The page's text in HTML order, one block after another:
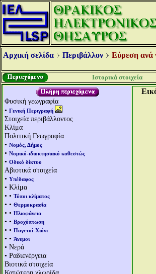
Αρχική σελίδα Περιβάλλον Εύρεση ανά
Ιστορικά στοιχεία
Φυσική γεωγραφία
• Γενική Περιγραφή
Στοιχεία περιβάλλοντος
Κλίμα
Πολιτική Γεωγραφία
• Νομός, Δήμος
• Νομικό-ιδιοκτησιακό καθεστώς
• Οδικό δίκτυο
Αβιοτικά στοιχεία
• Υπέδαφος
• Κλίμα
• • Τύποι κλίματος
• • Θερμοκρασία
• • Ηλιοφάνεια
• • Βροχόπτωση
• • Παγετοί-Χιόνι
• • Άνεμοι
• Νερά
• Ραδιενέργεια
Βιοτικά στοιχεία